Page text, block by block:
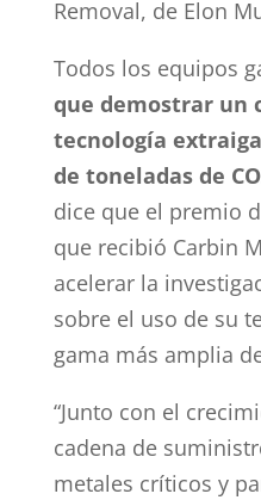
Removal, de Elon
Todos los equipos
que demostrar un
tecnología
de toneladas de
dice que el premio
que recibió Carbin
acelerar la
sobre el uso de su
gama más amplia
“Junto con el
cadena de
metales críticos y